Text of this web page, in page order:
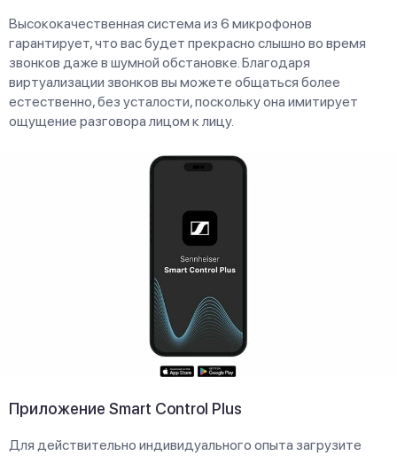
Высококачественная система из 6 микрофонов
гарантирует, что вас будет прекрасно слышно во время
звонков даже в шумной обстановке. Благодаря
виртуализации звонков вы можете общаться более
естественно, без усталости, поскольку она имитирует
ощущение разговора лицом к лицу.
Приложение Smart Control Plus
Для действительно индивидуального опыта загрузите